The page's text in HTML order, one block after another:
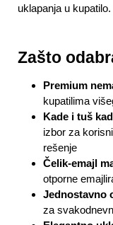
uklapanja u kupatilo.
Zašto
Premium
kupatilima
Kade i tuš
izbor za
rešenje
Čelik-emajl
otporne
Jednostavno
za